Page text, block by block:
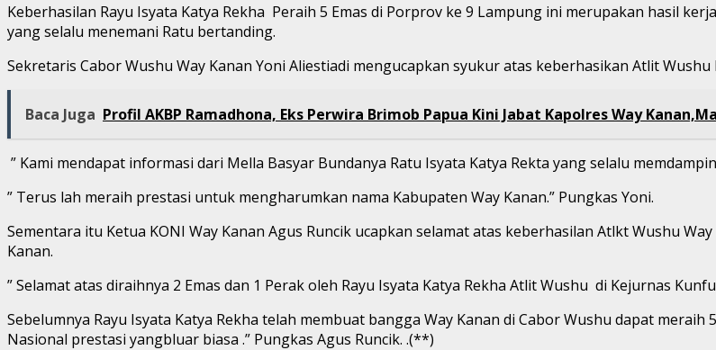
Keberhasilan Rayu Isyata Katya Rekha Peraih 5 Emas di Porprov ke 9 Lampung ini merupakan hasil
yang selalu menemani Ratu bertanding.
Sekretaris Cabor Wushu Way Kanan Yoni Aliestiadi mengucapkan syukur atas keberhasikan Atlit
Baca Juga Profil AKBP Ramadhona, Eks Perwira Brimob Papua Kini Jabat Kapolres Way
” Kami mendapat informasi dari Mella Basyar Bundanya Ratu Isyata Katya Rekta yang selalu
” Terus lah meraih prestasi untuk mengharumkan nama Kabupaten Way Kanan.” Pungkas Yoni.
Sementara itu Ketua KONI Way Kanan Agus Runcik ucapkan selamat atas keberhasilan Atlkt Wushu
Kanan.
” Selamat atas diraihnya 2 Emas dan 1 Perak oleh Rayu Isyata Katya Rekha Atlit Wushu di Kejurnas
Sebelumnya Rayu Isyata Katya Rekha telah membuat bangga Way Kanan di Cabor Wushu dapat
Nasional prestasi yangbluar biasa .” Pungkas Agus Runcik. .(**)